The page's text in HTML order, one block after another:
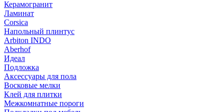
Керамогранит
Ламинат
Corsica
Напольный плинтус
Arbiton INDO
Aberhof
Идеал
Подложка
Аксессуары для пола
Восковые мелки
Клей для плитки
Межкомнатные пороги